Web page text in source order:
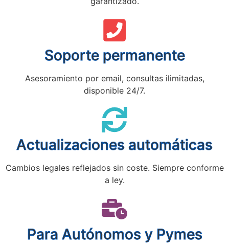
Soporte permanente
Asesoramiento por email, consultas ilimitadas,
disponible 24/7.
Actualizaciones automáticas
Cambios legales reflejados sin coste. Siempre conforme
a ley.
Para Autónomos y Pymes